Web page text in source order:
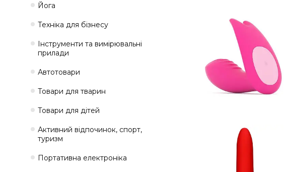
Йога
Техніка для бізнесу
Інструменти та вимірювальні
прилади
Автотовари
Товари для тварин
Товари для дітей
Активний відпочинок, спорт,
туризм
Портативна електроніка